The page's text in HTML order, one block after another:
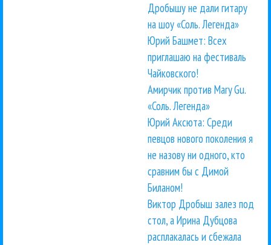
Дробышу не дали гитару
на шоу «Соль. Легенда»
Юрий Башмет: Всех
приглашаю на фестиваль
Чайковского!
Амирчик против Mary Gu.
«Соль. Легенда»
Юрий Аксюта: Среди
певцов нового поколения я
не назову ни одного, кто
сравним бы с Димой
Биланом!
Виктор Дробыш залез под
стол, а Ирина Дубцова
расплакалась и сбежала